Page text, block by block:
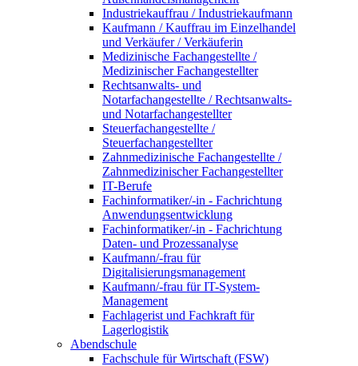
Industriekauffrau / Industriekaufmann
Kaufmann / Kauffrau im Einzelhandel
und Verkäufer / Verkäuferin
Medizinische Fachangestellte /
Medizinischer Fachangestellter
Rechtsanwalts- und
Notarfachangestellte / Rechtsanwalts-
und Notarfachangestellter
Steuerfachangestellte /
Steuerfachangestellter
Zahnmedizinische Fachangestellte /
Zahnmedizinischer Fachangestellter
IT-Berufe
Fachinformatiker/-in - Fachrichtung
Anwendungsentwicklung
Fachinformatiker/-in - Fachrichtung
Daten- und Prozessanalyse
Kaufmann/-frau für
Digitalisierungsmanagement
Kaufmann/-frau für IT-System-
Management
Fachlagerist und Fachkraft für
Lagerlogistik
Abendschule
Fachschule für Wirtschaft (FSW)